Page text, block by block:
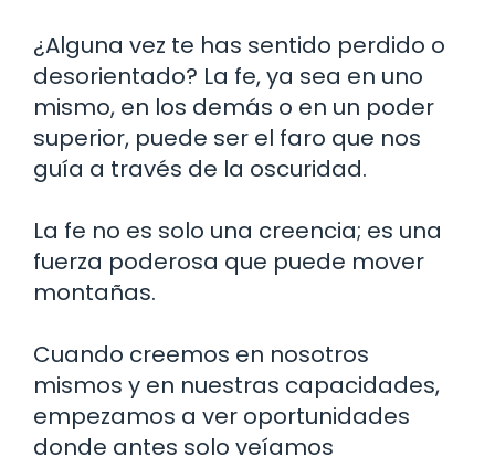
¿Alguna vez te has sentido perdido o
desorientado? La fe, ya sea en uno
mismo, en los demás o en un poder
superior, puede ser el faro que nos
guía a través de la oscuridad.
La fe no es solo una creencia; es una
fuerza poderosa que puede mover
montañas.
Cuando creemos en nosotros
mismos y en nuestras capacidades,
empezamos a ver oportunidades
donde antes solo veíamos